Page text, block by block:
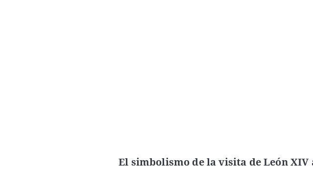
El simbolismo de la visita de León XIV